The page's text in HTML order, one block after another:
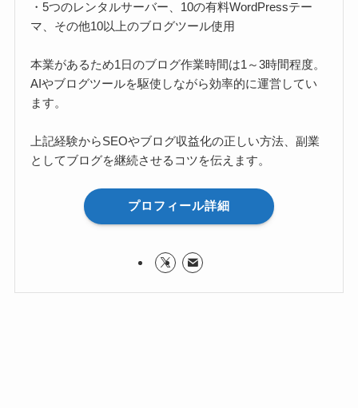
・5つのレンタルサーバー、10の有料WordPressテー
マ、その他10以上のブログツール使用
本業があるため1日のブログ作業時間は1～3時間程度。
AIやブログツールを駆使しながら効率的に運営してい
ます。
上記経験からSEOやブログ収益化の正しい方法、副業
としてブログを継続させるコツを伝えます。
プロフィール詳細